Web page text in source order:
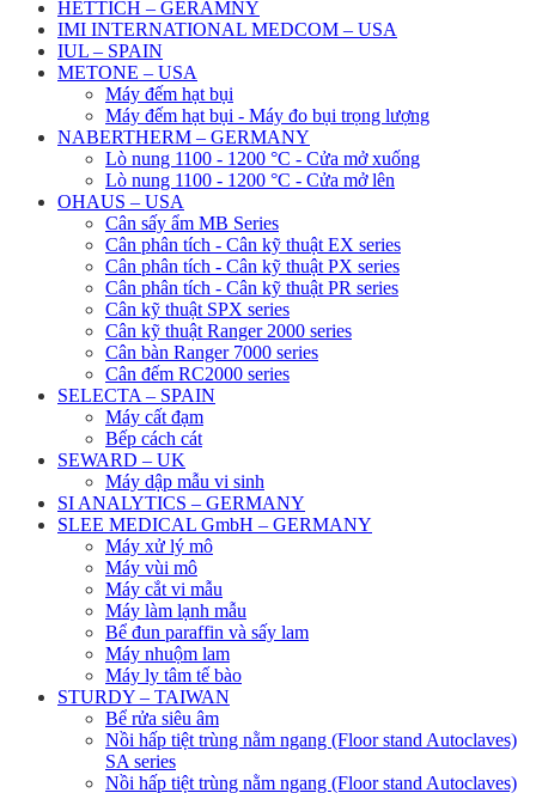
HETTICH – GERAMNY
IMI INTERNATIONAL MEDCOM – USA
IUL – SPAIN
METONE – USA
Máy đếm hạt bụi
Máy đếm hạt bụi - Máy đo bụi trọng lượng
NABERTHERM – GERMANY
Lò nung 1100 - 1200 °C - Cửa mở xuống
Lò nung 1100 - 1200 °C - Cửa mở lên
OHAUS – USA
Cân sấy ẩm MB Series
Cân phân tích - Cân kỹ thuật EX series
Cân phân tích - Cân kỹ thuật PX series
Cân phân tích - Cân kỹ thuật PR series
Cân kỹ thuật SPX series
Cân kỹ thuật Ranger 2000 series
Cân bàn Ranger 7000 series
Cân đếm RC2000 series
SELECTA – SPAIN
Máy cất đạm
Bếp cách cát
SEWARD – UK
Máy dập mẫu vi sinh
SI ANALYTICS – GERMANY
SLEE MEDICAL GmbH – GERMANY
Máy xử lý mô
Máy vùi mô
Máy cắt vi mẫu
Máy làm lạnh mẫu
Bể đun paraffin và sấy lam
Máy nhuộm lam
Máy ly tâm tế bào
STURDY – TAIWAN
Bể rửa siêu âm
Nồi hấp tiệt trùng nằm ngang (Floor stand Autoclaves)
SA series
Nồi hấp tiệt trùng nằm ngang (Floor stand Autoclaves)